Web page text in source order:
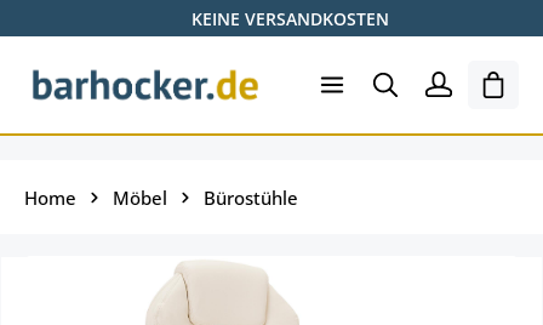
Zum Hauptinhalt springenKEINE VERSANDKOSTEN
Home Möbel Bürostühle